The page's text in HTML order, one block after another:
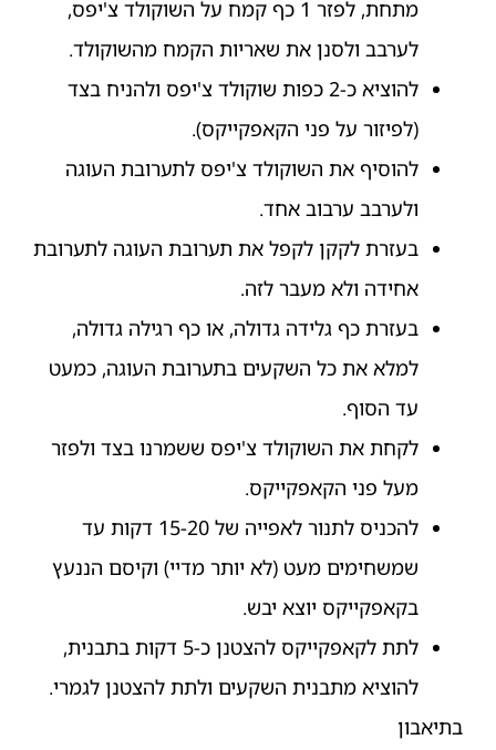
מתחת, לפזר 1 כף קמח על השוקולד צ'יפס,
לערבב ולסנן את שאריות הקמח מהשוקולד.
להוציא כ-2 כפות שוקולד צ'יפס ולהניח בצד
(לפיזור על פני הקאפקייקס).
להוסיף את השוקולד צ'יפס לתערובת העוגה
ולערבב ערבוב אחד.
בעזרת לקקן לקפל את תערובת העוגה לתערובת
אחידה ולא מעבר לזה.
בעזרת כף גלידה גדולה, או כף רגילה גדולה,
למלא את כל השקעים בתערובת העוגה, כמעט
עד הסוף.
לקחת את השוקולד צ'יפס ששמרנו בצד ולפזר
מעל פני הקאפקייקס.
להכניס לתנור לאפייה של 15-20 דקות עד
שמשחימים מעט (לא יותר מדיי) וקיסם הננעץ
בקאפקייקס יוצא יבש.
לתת לקאפקייקס להצטנן כ-5 דקות בתבנית,
להוציא מתבנית השקעים ולתת להצטנן לגמרי.
בתיאבון